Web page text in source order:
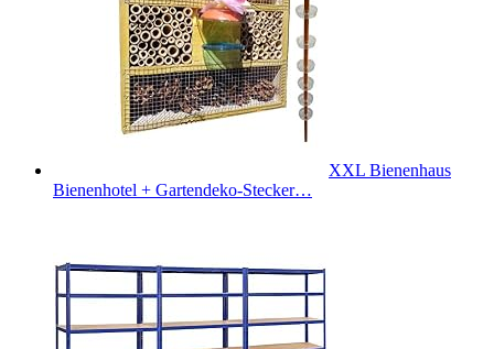
XXL Bienenhaus
Bienenhotel + Gartendeko-Stecker…